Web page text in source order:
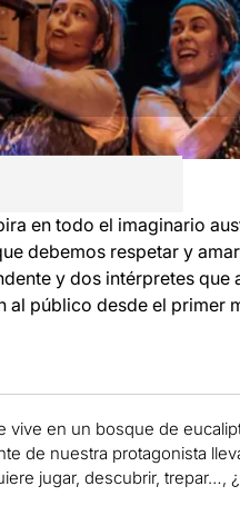
en todo el imaginario
debemos respetar y
y dos intérpretes
al público desde el primer
vive en un bosque de
de nuestra protagonista
jugar, descubrir, trepar…,